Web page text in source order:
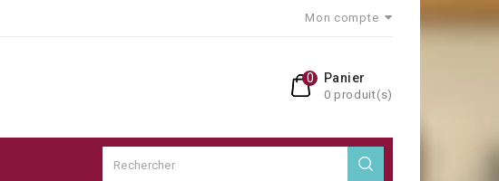
Mon compte
Panier
0 produit(s)
0